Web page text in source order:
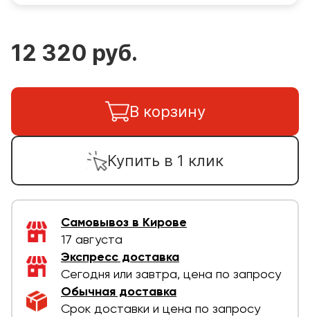
12 320 руб.
В корзину
Купить в 1 клик
Самовывоз в Кирове
17 августа
Экспресс доставка
Сегодня или завтра, цена по запросу
Обычная доставка
Срок доставки и цена по запросу